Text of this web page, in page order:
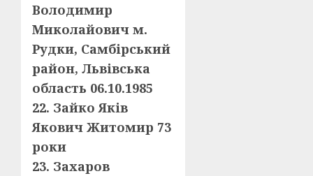
Володимир
Миколайович м.
Рудки, Самбірський
район, Львівська
область 06.10.1985
22. Зайко Яків
Якович Житомир 73
роки
23. Захаров